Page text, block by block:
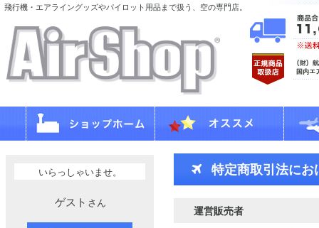
飛行機・エアライングッズやパイロット用品まで扱う、空の専門店。
いらっしゃいませ。
ゲスト さん
特定商取引法にお
運営販売者